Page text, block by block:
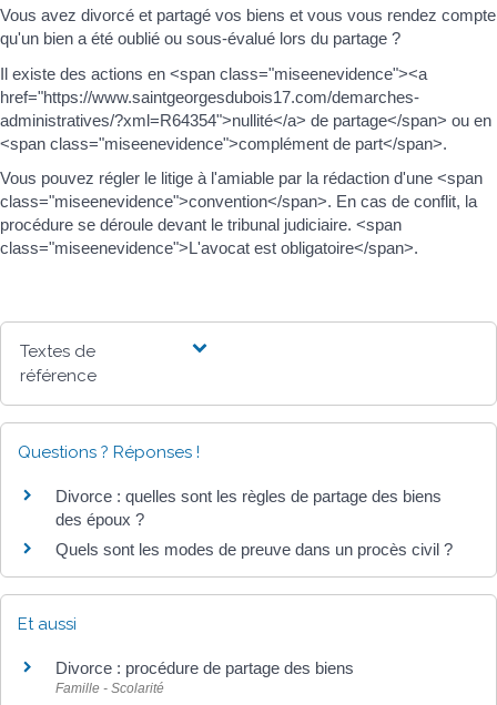
Vous avez divorcé et partagé vos biens et vous vous rendez compte
qu'un bien a été oublié ou sous-évalué lors du partage ?
Il existe des actions en <span class="miseenevidence"><a
href="https://www.saintgeorgesdubois17.com/demarches-
administratives/?xml=R64354">nullité</a> de partage</span> ou en
<span class="miseenevidence">complément de part</span>.
Vous pouvez régler le litige à l'amiable par la rédaction d'une <span
class="miseenevidence">convention</span>. En cas de conflit, la
procédure se déroule devant le tribunal judiciaire. <span
class="miseenevidence">L'avocat est obligatoire</span>.
Textes de
référence
Questions ? Réponses !
Divorce : quelles sont les règles de partage des biens
des époux ?
Quels sont les modes de preuve dans un procès civil ?
Et aussi
Divorce : procédure de partage des biens
Famille - Scolarité